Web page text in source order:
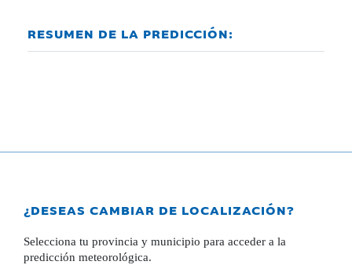
RESUMEN DE LA PREDICCIÓN:
¿DESEAS CAMBIAR DE LOCALIZACIÓN?
Selecciona tu provincia y municipio para acceder a la
predicción meteorológica.